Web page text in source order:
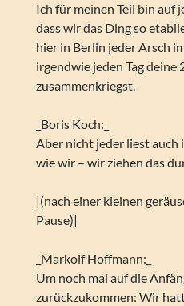
Ich für meinen Teil bin auf
dass wir das Ding so
hier in Berlin jeder Arsch
irgendwie jeden Tag deine
zusammenkriegst.
_Boris Koch:_
Aber nicht jeder liest auch
wie wir – wir ziehen das
|(nach einer kleinen
Pause)|
_Markolf Hoffmann:_
Um noch mal auf die
zurückzukommen: Wir